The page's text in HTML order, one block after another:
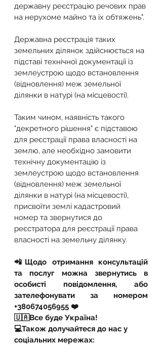
державну реєстрацію речових прав
на нерухоме майно та їх обтяжень".
Державна реєстрація таких
земельних ділянок здійснюється на
підставі технічної документації із
землеустрою щодо встановлення
(відновлення) меж земельної
ділянки в натурі (на місцевості).
Таким чином, наявність такого
"декретного рішення" є підставою
для реєстрації права власності на
землю, але необхідно замовити
технічну документацію із
землеустрою щодо встановлення
(відновлення) меж земельної
ділянки в натурі (на місцевості),
присвоїти землі кадастровий
номер та звернутися до
реєстратора для реєстрації права
власності на земельну ділянку.
📲Щодо отримання консультацій
та послуг можна звернутись в
особисті повідомлення, або
зателефонувати за номером
+380674056955 ❤️
🇺🇦Все буде Україна!
💻Також долучайтеся до нас у
соціальних мережах: